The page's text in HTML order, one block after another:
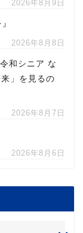
2026年8月9日
2026年8月8日
和シニア な
」を見るの
2026年8月7日
2026年8月6日